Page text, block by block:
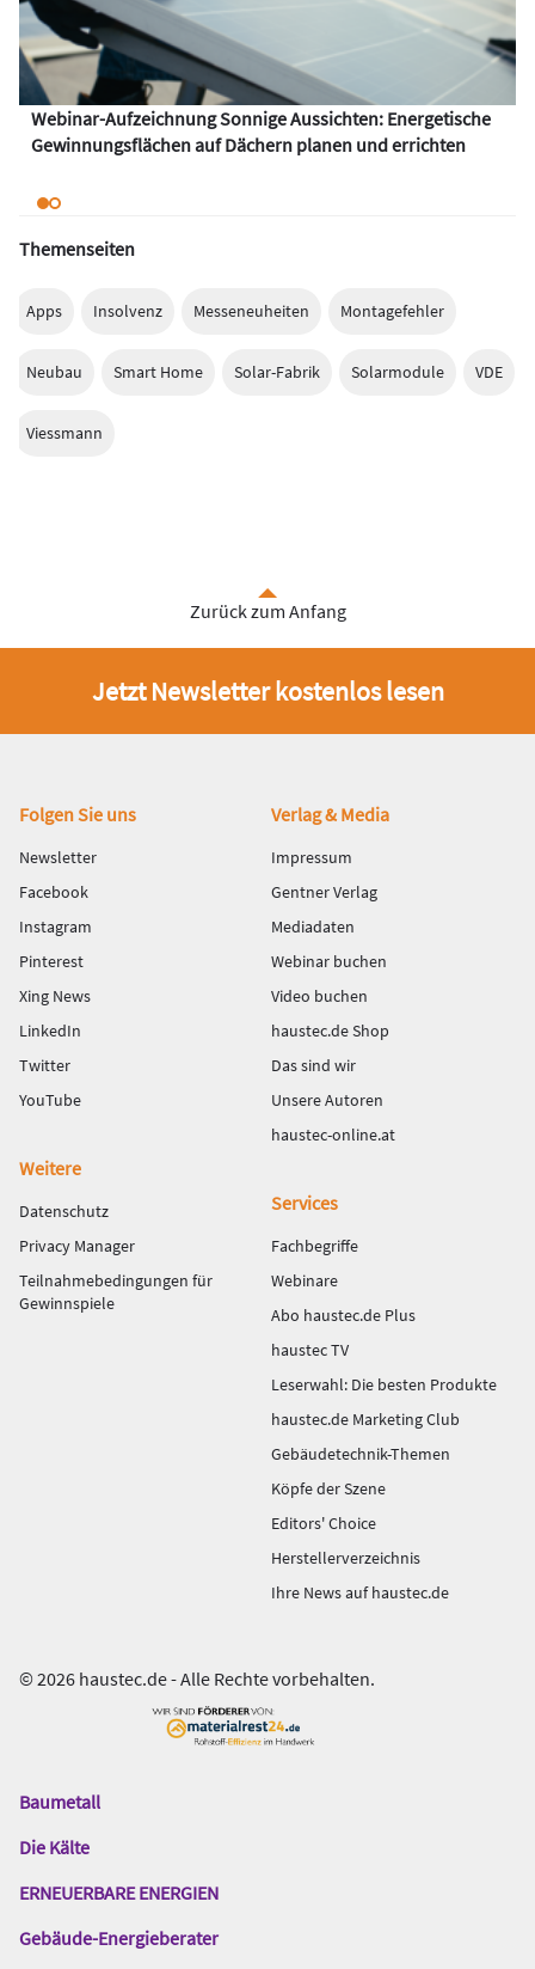
Webinar-Aufzeichnung Sonnige Aussichten: Energetische
Gewinnungsflächen auf Dächern planen und errichten
Themenseiten
Apps Insolvenz Messeneuheiten Montagefehler
Neubau Smart Home Solar-Fabrik Solarmodule VDE
Viessmann
Zurück zum Anfang
Jetzt Newsletter kostenlos lesen
Fußbereich
Folgen Sie uns
Newsletter
Facebook
Instagram
Pinterest
Xing News
LinkedIn
Twitter
YouTube
Verlag & Media
Impressum
Gentner Verlag
Mediadaten
Webinar buchen
Video buchen
haustec.de Shop
Das sind wir
Unsere Autoren
haustec-online.at
Weitere
Datenschutz
Privacy Manager
Teilnahmebedingungen für
Gewinnspiele
Services
Fachbegriffe
Webinare
Abo haustec.de Plus
haustec TV
Leserwahl: Die besten Produkte
haustec.de Marketing Club
Gebäudetechnik-Themen
Köpfe der Szene
Editors' Choice
Herstellerverzeichnis
Ihre News auf haustec.de
© 2026 haustec.de - Alle Rechte vorbehalten.
Das
Gentner
Baumetall
Die Kälte
ERNEUERBARE ENERGIEN
Gebäude-Energieberater